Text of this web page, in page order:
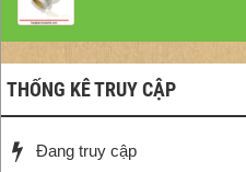
THỐNG KÊ TRUY CẬP
Đang truy cập